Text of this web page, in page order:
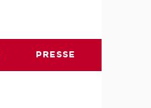
PRESSE